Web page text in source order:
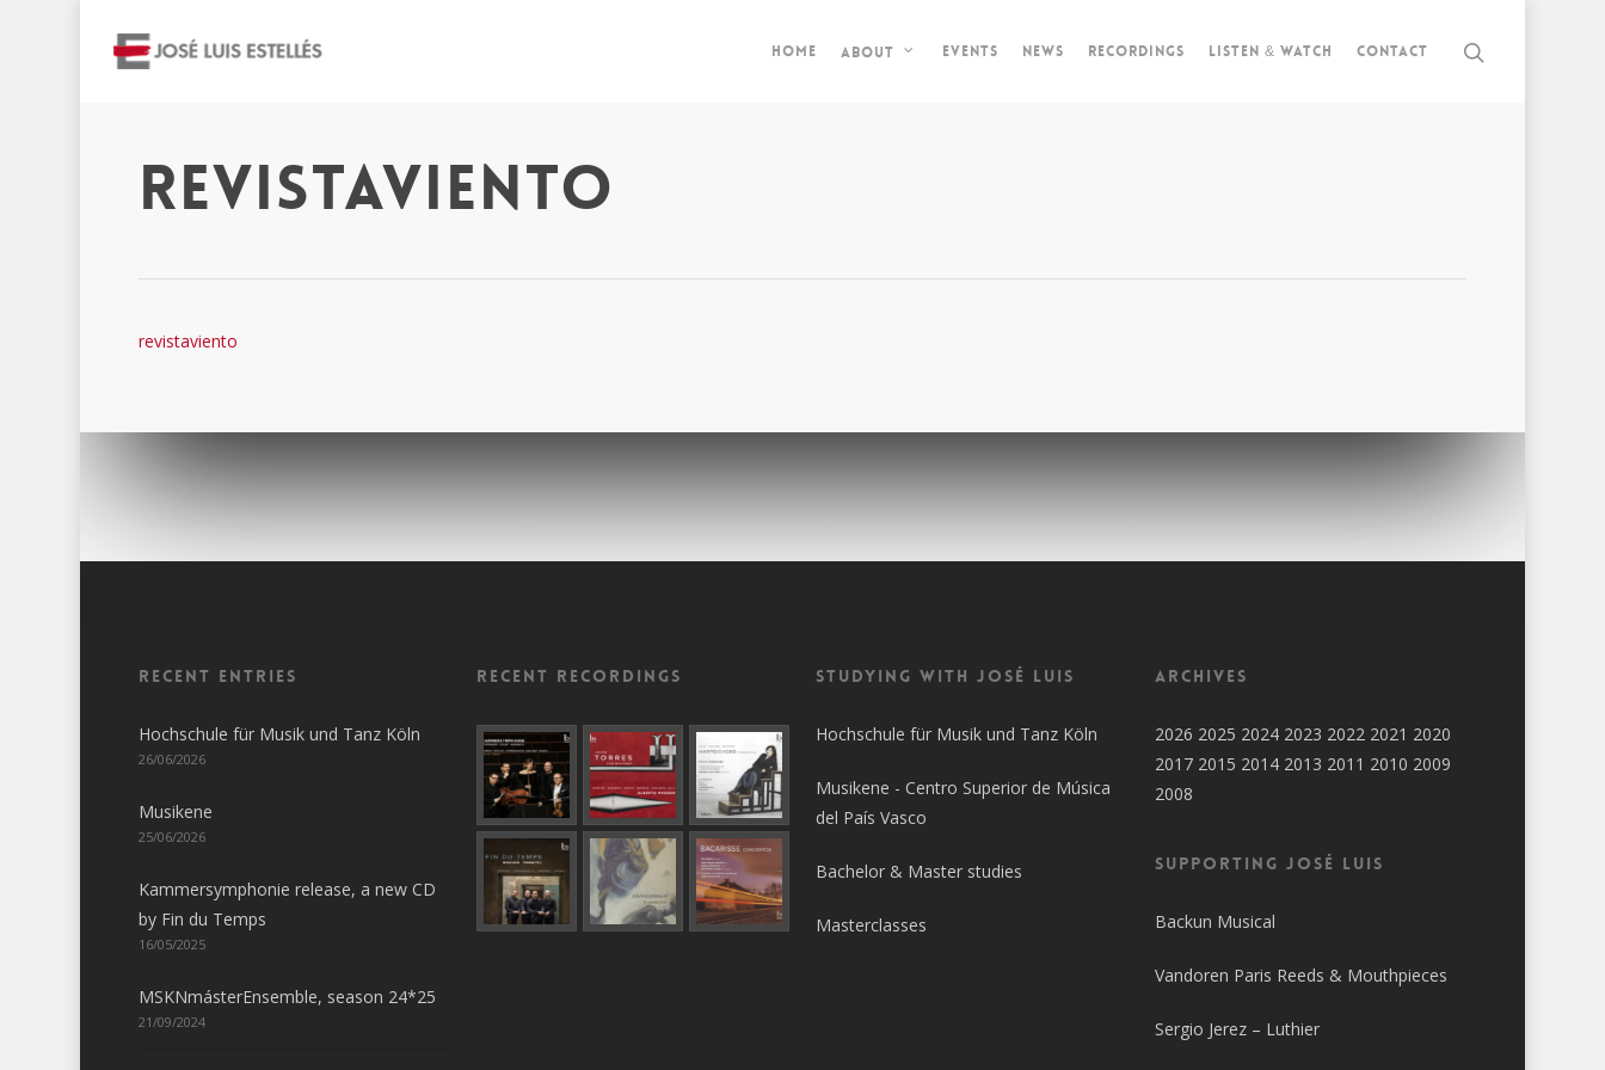
Home About Events News Recordings Listen & watch Contact
revistaviento
revistaviento
Recent entries
Hochschule für Musik und Tanz Köln
26/06/2026
Musikene
25/06/2026
Kammersymphonie release, a new CD
by Fin du Temps
16/05/2025
MSKNmásterEnsemble, season 24*25
21/09/2024
Recent recordings Studying with José Luis
Hochschule für Musik und Tanz Köln
Musikene - Centro Superior de Música
del País Vasco
Bachelor & Master studies
Masterclasses
Archives
2026 2025 2024 2023 2022 2021 2020
2017 2015 2014 2013 2011 2010 2009
2008
SUPPORTING JOSÉ LUIS
Backun Musical
Vandoren Paris Reeds & Mouthpieces
Sergio Jerez – Luthier